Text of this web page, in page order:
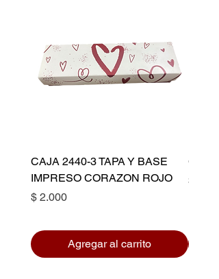
CAJA 2440-3 TAPA Y BASE
IMPRESO CORAZON ROJO
Precio
$ 2.000
Agregar al carrito
Precio
$